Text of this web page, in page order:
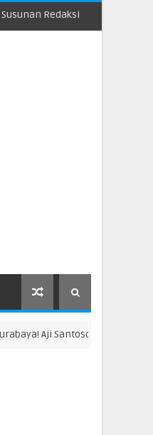
Susunan Redaksi
Punya Misi Besar